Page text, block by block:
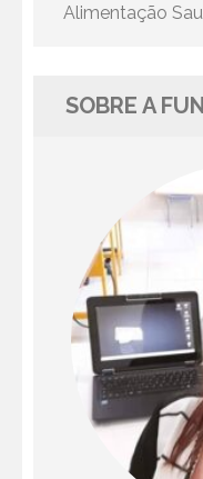
Alimentação
SOBRE A